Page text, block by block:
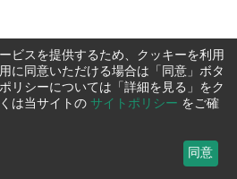
ビスを提供するため、クッキーを利用
に同意いただける場合は「同意」ボタ
リシーについては「詳細を見る」をク
は当サイトの サイトポリシー をご確
同意